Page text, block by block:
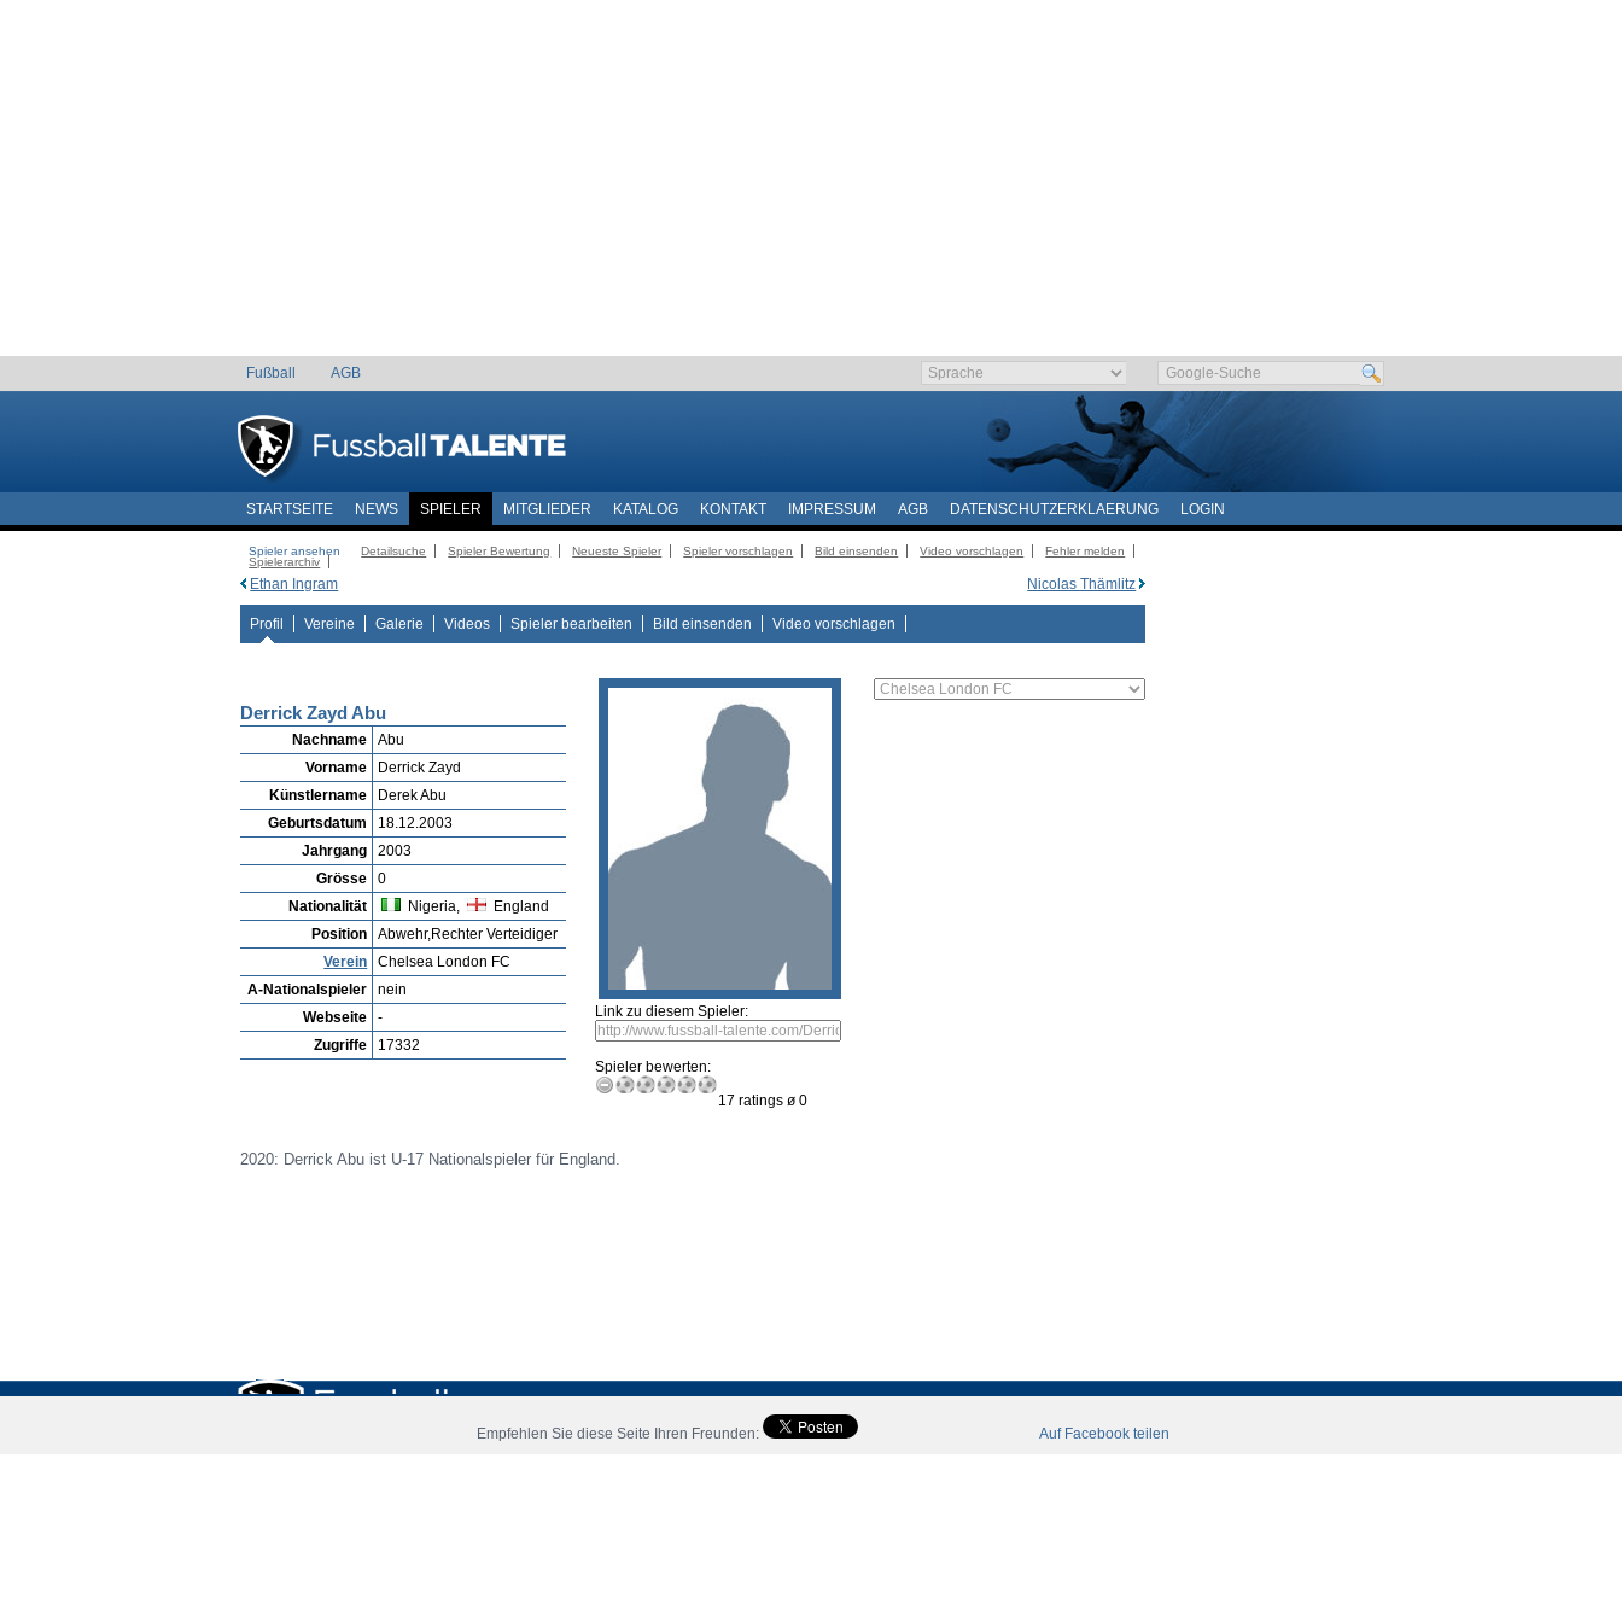
Fußball AGB
STARTSEITE NEWS SPIELER MITGLIEDER KATALOG KONTAKT IMPRESSUM AGB DATENSCHUTZERKLAERUNG LOGIN
Spieler ansehen Detailsuche Spieler Bewertung Neueste Spieler Spieler vorschlagen Bild einsenden Video vorschlagen
Fehler melden
Spielerarchiv
Nicolas Thämlitz
Ethan Ingram
Profil Vereine Galerie Videos Spieler bearbeiten Bild einsenden Video vorschlagen
Derrick Zayd Abu
Nachname
Abu
Vorname
Derrick Zayd
Künstlername
Derek Abu
Geburtsdatum
18.12.2003
Jahrgang
2003
Grösse
0
Nationalität
Nigeria,
England
Position
Abwehr,Rechter Verteidiger
Verein
Chelsea London FC
A-Nationalspieler
nein
Webseite
-
Zugriffe
17332
Link zu diesem Spieler:
Spieler bewerten:
17 ratings ø 0
2020: Derrick Abu ist U-17 Nationalspieler für England.
Empfehlen Sie diese Seite Ihren Freunden: Auf Facebook teilen